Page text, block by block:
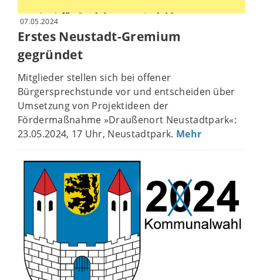
07.05.2024
Erstes Neustadt-Gremium
gegründet
Mitglieder stellen sich bei offener
Bürgersprechstunde vor und entscheiden über
Umsetzung von Projektideen der
Fördermaßnahme »Draußenort Neustadtpark«:
23.05.2024, 17 Uhr, Neustadtpark. Mehr